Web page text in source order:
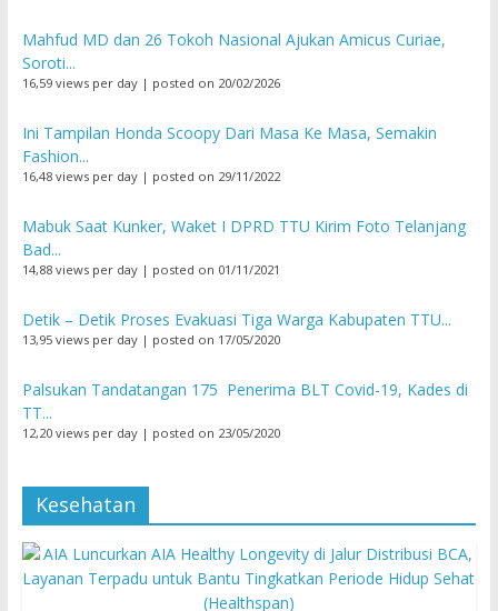
Mahfud MD dan 26 Tokoh Nasional Ajukan Amicus Curiae,
Soroti...
16,59 views per day| posted on 20/02/2026
Ini Tampilan Honda Scoopy Dari Masa Ke Masa, Semakin
Fashion...
16,48 views per day| posted on 29/11/2022
Mabuk Saat Kunker, Waket I DPRD TTU Kirim Foto Telanjang
Bad...
14,88 views per day| posted on 01/11/2021
Detik – Detik Proses Evakuasi Tiga Warga Kabupaten TTU...
13,95 views per day| posted on 17/05/2020
Palsukan Tandatangan 175 Penerima BLT Covid-19, Kades di
TT...
12,20 views per day| posted on 23/05/2020
Kesehatan